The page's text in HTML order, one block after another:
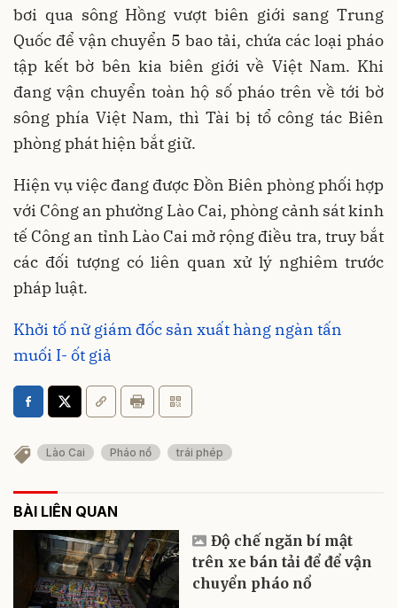
bơi qua sông Hồng vượt biên giới sang Trung
Quốc để vận chuyển 5 bao tải, chứa các loại pháo
tập kết bờ bên kia biên giới về Việt Nam. Khi
đang vận chuyển toàn hộ số pháo trên về tới bờ
sông phía Việt Nam, thì Tài bị tổ công tác Biên
phòng phát hiện bắt giữ.
Hiện vụ việc đang được Đồn Biên phòng phối hợp
với Công an phường Lào Cai, phòng cảnh sát kinh
tế Công an tỉnh Lào Cai mở rộng điều tra, truy bắt
các đối tượng có liên quan xử lý nghiêm trước
pháp luật.
Khởi tố nữ giám đốc sản xuất hàng ngàn tấn
muối I- ốt giả
Lào Cai Pháo nổ trái phép
BÀI LIÊN QUAN
Độ chế ngăn bí mật
trên xe bán tải để để vận
chuyển pháo nổ